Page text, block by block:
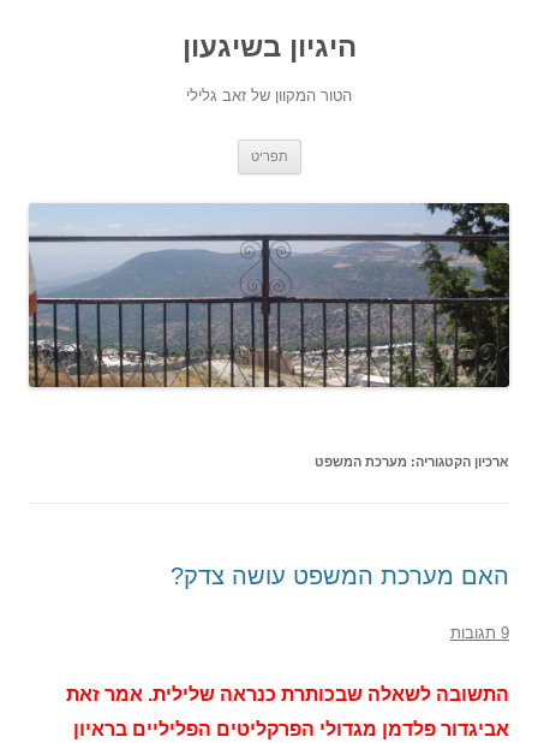
היגיון בשיגעון
הטור המקוון של זאב גלילי
תפריט
ארכיון הקטגוריה:מערכת המשפט
האם מערכת המשפט עושה צדק?
התשובה לשאלה שבכותרת כנראה שלילית. אמר זאת
אביגדור פלדמן מגדולי הפרקליטים הפליליים בראיון